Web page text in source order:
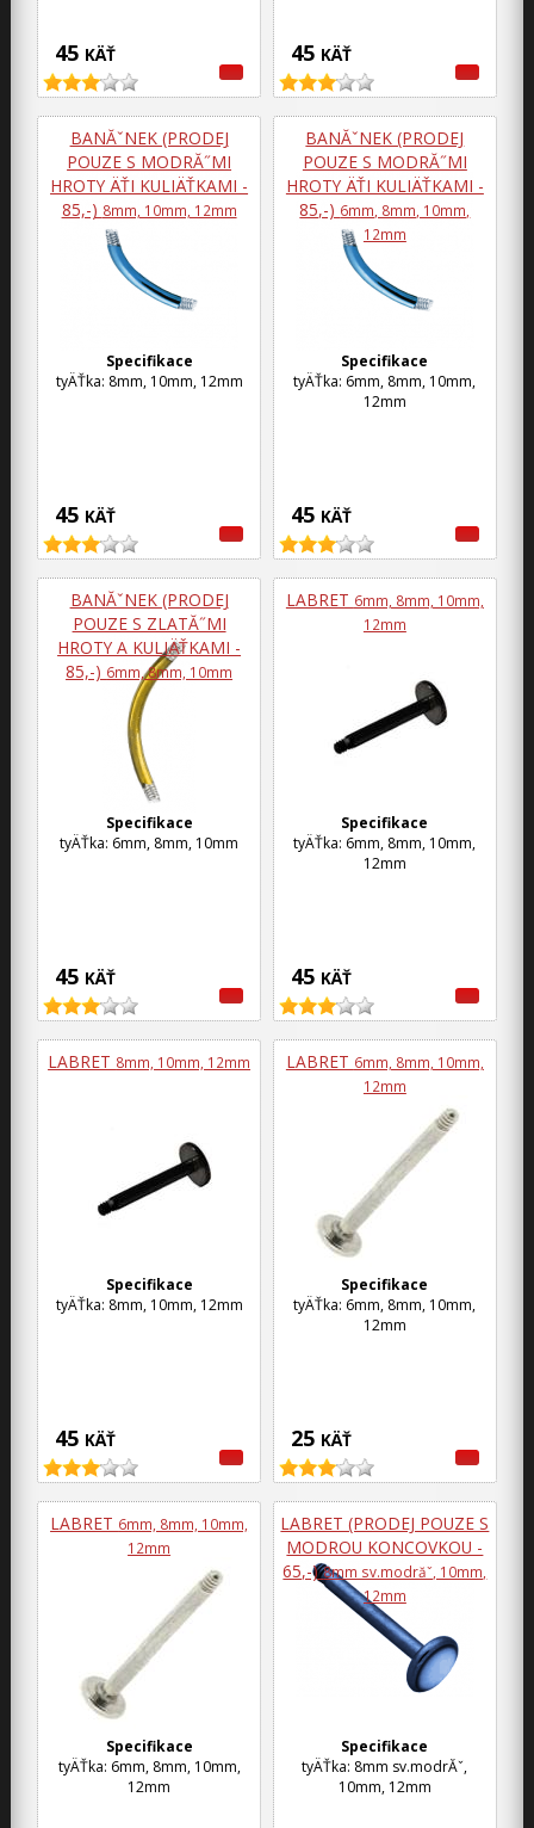
45 KÄŤ 45 KÄŤ
BANĂˇNEK (PRODEJ
POUZE S MODRĂ˝MI
HROTY ÄŤI KULIÄŤKAMI -
85,-) 8mm, 10mm, 12mm
45 KÄŤ
Specifikace
tyÄŤka: 8mm, 10mm, 12mm
BANĂˇNEK (PRODEJ
POUZE S MODRĂ˝MI
HROTY ÄŤI KULIÄŤKAMI -
85,-) 6mm, 8mm, 10mm,
12mm
45 KÄŤ
Specifikace
tyÄŤka: 6mm, 8mm, 10mm,
12mm
BANĂˇNEK (PRODEJ
POUZE S ZLATĂ˝MI
HROTY A KULIÄŤKAMI -
85,-) 6mm, 8mm, 10mm
45 KÄŤ
Specifikace
tyÄŤka: 6mm, 8mm, 10mm
LABRET 6mm, 8mm, 10mm,
12mm
45 KÄŤ
Specifikace
tyÄŤka: 6mm, 8mm, 10mm,
12mm
LABRET 8mm, 10mm, 12mm
45 KÄŤ
Specifikace
tyÄŤka: 8mm, 10mm, 12mm
LABRET 6mm, 8mm, 10mm,
12mm
25 KÄŤ
Specifikace
tyÄŤka: 6mm, 8mm, 10mm,
12mm
LABRET 6mm, 8mm, 10mm,
12mm
Specifikace
tyÄŤka: 6mm, 8mm, 10mm,
12mm
LABRET (PRODEJ POUZE S
MODROU KONCOVKOU -
65,-)8mm sv.modrăˇ, 10mm,
12mm
Specifikace
tyÄŤka: 8mm sv.modrĂˇ,
10mm, 12mm